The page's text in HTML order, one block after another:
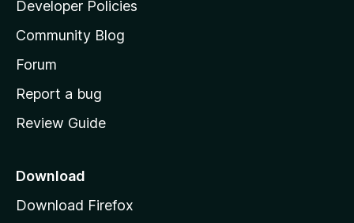
s
h
o
e
a
e
Developer Policies
Community Blog
Forum
Report a bug
Review Guide
Download
Download Firefox